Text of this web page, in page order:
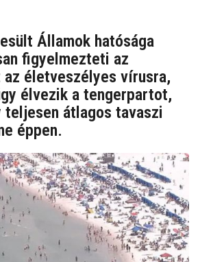
Államok hatósága
figyelmezteti az
az életveszélyes vírusra,
élvezik a tengerpartot,
teljesen átlagos tavaszi
éppen.